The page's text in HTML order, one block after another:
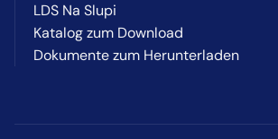
LDS Na Slupi
Katalog zum Download
Dokumente zum Herunterladen